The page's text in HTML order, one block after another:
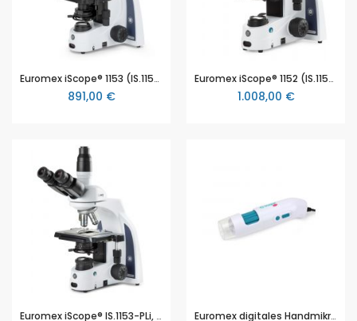
Euromex iScope® 1153 (IS.1153-EPL), trinokulares Labormikroskop, unendlich Optik, eplan Objektive, 40x bis 1000x Vergrößerung, Kreuztisch, 3W NeoLED™
891,00 €
Euromex iScope® 1152 (IS.1152-EPLi), binokulares Labormikroskop, unendlich Optik, Plan Objektive, 40x bis 1000x Vergrößerung, Objekttisch ohne vorstehende Zahnstange, Kreuztisch, 3W NeoLED™
1.008,00 €
Euromex iScope® IS.1153-PLi, trinokulares Labormikroskop, unendlich Optik, Plan Objektive, 40x bis 1000x Vergrößerung, Kreuztisch, 3W NeoLED™ Euromex digitales Handmikroskop Q-scope, QS.LITE, 1.2MP, 180x Vergrößerung, CMOS Sensor, USB